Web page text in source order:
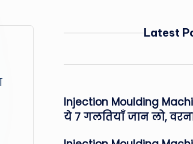
Latest
Injection Moulding
ये 7 गलतियाँ जान लो,